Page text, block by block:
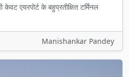
एयरपोर्ट के बहुप्रतीक्षित टर्मिनल
Manishankar Pandey